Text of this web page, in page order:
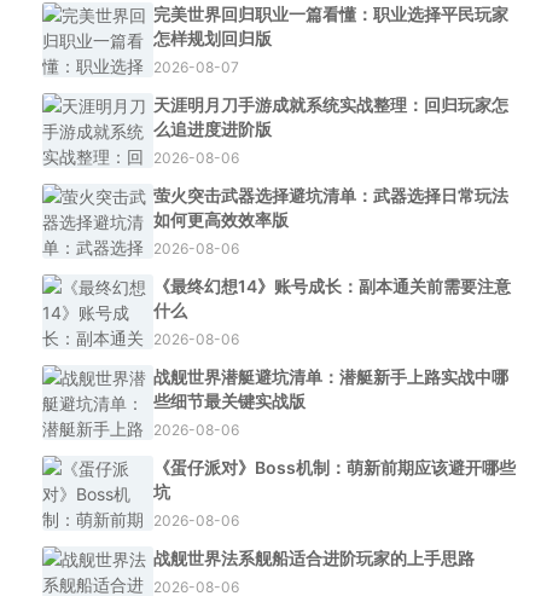
完美世界回归职业一篇看懂：职业选择平民玩家
怎样规划回归版
2026-08-07
天涯明月刀手游成就系统实战整理：回归玩家怎
么追进度进阶版
2026-08-06
萤火突击武器选择避坑清单：武器选择日常玩法
如何更高效效率版
2026-08-06
《最终幻想14》账号成长：副本通关前需要注意
什么
2026-08-06
战舰世界潜艇避坑清单：潜艇新手上路实战中哪
些细节最关键实战版
2026-08-06
《蛋仔派对》Boss机制：萌新前期应该避开哪些
坑
2026-08-06
战舰世界法系舰船适合进阶玩家的上手思路
2026-08-06